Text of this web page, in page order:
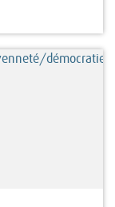
démocratie